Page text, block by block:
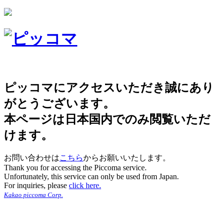
ピッコマにアクセスいただき誠にあり
がとうございます。
本ページは日本国内でのみ閲覧いただ
けます。
お問い合わせはこちらからお願いいたします。
Thank you for accessing the Piccoma service.
Unfortunately, this service can only be used from Japan.
For inquiries, please click here.
Kakao piccoma Corp.